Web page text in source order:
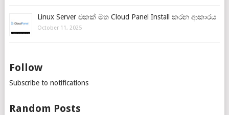
Linux Server එකක් මත Cloud Panel Install කරන ආකාරය
October 11, 2025
Follow
Subscribe to notifications
Random Posts